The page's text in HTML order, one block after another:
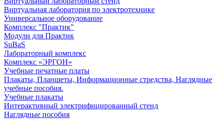
Виртуальная лаборатория по электротехнике
Универсальное оборудование
Комплекс "Практик"
Модули для Практик
SuBaS
Лабораторный комплекс
Комплекс «ЭРГОН»
Учебные печатные платы
Плакаты, Планшеты, Информационные стредства, Наглядные
учебные пособия.
Учебные плакаты
Интерактивный электрифицированный стенд
Наглядные пособия